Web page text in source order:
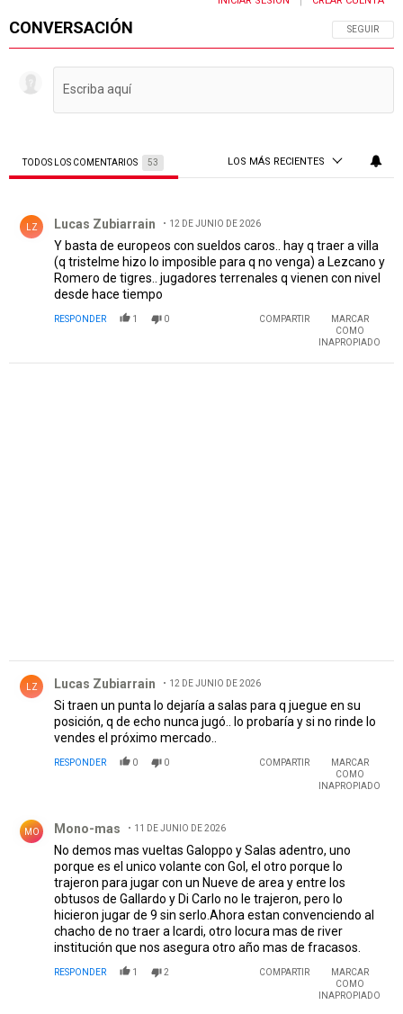
CONVERSACIÓN SIGA ESTA
SEGUIR
TODOS LOS COMENTARIOS 53 LOS MÁS RECIENTES
LZ Lucas Zubiarrain 12 DE JUNIO DE 2026
Y basta de europeos con sueldos caros.. hay q traer a villa
(q tristelme hizo lo imposible para q no venga) a Lezcano y
Romero de tigres.. jugadores terrenales q vienen con nivel
desde hace tiempo
RESPONDER 1 0 COMPARTIR
MARCAR
COMO
INAPROPIADO
LZ Lucas Zubiarrain 12 DE JUNIO DE 2026
Si traen un punta lo dejaría a salas para q juegue en su
posición, q de echo nunca jugó.. lo probaría y si no rinde lo
vendes el próximo mercado..
RESPONDER 0 0 COMPARTIR
MARCAR
COMO
INAPROPIADO
MO Mono-mas 11 DE JUNIO DE 2026
No demos mas vueltas Galoppo y Salas adentro, uno
porque es el unico volante con Gol, el otro porque lo
trajeron para jugar con un Nueve de area y entre los
obtusos de Gallardo y Di Carlo no le trajeron, pero lo
hicieron jugar de 9 sin serlo.Ahora estan convenciendo al
chacho de no traer a Icardi, otro locura mas de river
institución que nos asegura otro año mas de fracasos.
RESPONDER 1 2 COMPARTIR
MARCAR
COMO
INAPROPIADO